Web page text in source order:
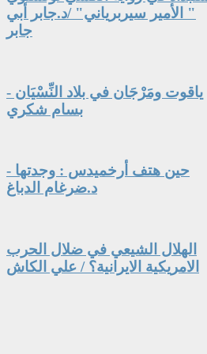
" الأمير سيربرياني" /د.جابر أبي
جابر
ياقوت ومَرْجَان في بلاد النِّسْيَان -
بسام شكري
حين هتف أرخميدس : وجدتها -
د.ضرغام الدباغ
الهلال الشيعي في ضلال الحرب
الامريكية الايرانية؟ / علي الكاش